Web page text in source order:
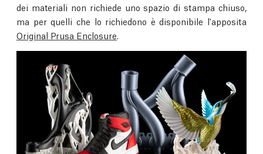
dei materiali non richiede uno spazio di stampa chiuso,
ma per quelli che lo richiedono è disponibile l'apposita
Original Prusa Enclosure